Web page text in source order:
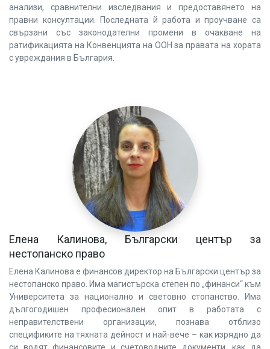
анализи, сравнителни изследвания и предоставянето на
правни консултации. Последната й работа и проучване са
свързани със законодателни промени в очакване на
ратификацията на Конвенцията на ООН за правата на хората
с увреждания в България.
Елена Калинова, Български център за
нестопанско право
Елена Калинова е финансов директор на Български център за
нестопанско право. Има магистърска степен по „финанси“ към
Университета за национално и световно стопанство. Има
дългогодишен професионален опит в работата с
неправителствени организации, познава отблизо
спецификите на тяхната дейност и най-вече – как изрядно да